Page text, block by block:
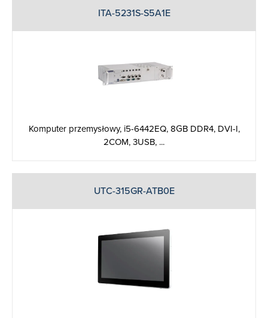
ITA-5231S-S5A1E
Komputer przemysłowy, i5-6442EQ, 8GB DDR4, DVI-I,
2COM, 3USB, ...
UTC-315GR-ATB0E